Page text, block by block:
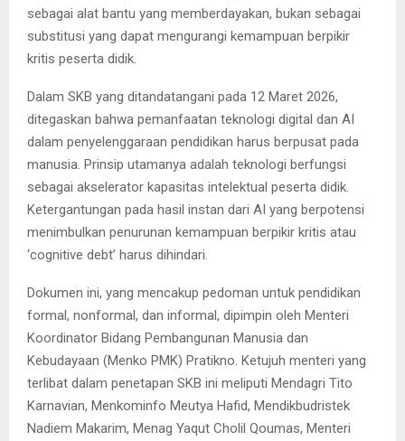
sebagai alat bantu yang memberdayakan, bukan sebagai
substitusi yang dapat mengurangi kemampuan berpikir
kritis peserta didik.
Dalam SKB yang ditandatangani pada 12 Maret 2026,
ditegaskan bahwa pemanfaatan teknologi digital dan AI
dalam penyelenggaraan pendidikan harus berpusat pada
manusia. Prinsip utamanya adalah teknologi berfungsi
sebagai akselerator kapasitas intelektual peserta didik.
Ketergantungan pada hasil instan dari AI yang berpotensi
menimbulkan penurunan kemampuan berpikir kritis atau
‘cognitive debt’ harus dihindari.
Dokumen ini, yang mencakup pedoman untuk pendidikan
formal, nonformal, dan informal, dipimpin oleh Menteri
Koordinator Bidang Pembangunan Manusia dan
Kebudayaan (Menko PMK) Pratikno. Ketujuh menteri yang
terlibat dalam penetapan SKB ini meliputi Mendagri Tito
Karnavian, Menkominfo Meutya Hafid, Mendikbudristek
Nadiem Makarim, Menag Yaqut Cholil Qoumas, Menteri